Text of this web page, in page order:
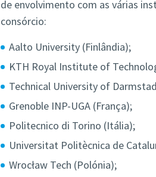
de envolvimento com as várias
consórcio:
Aalto University (Finlândia);
KTH Royal Institute of
Technical University of
Grenoble INP-UGA (França);
Politecnico di Torino (Itália);
Universitat Politècnica de
Wrocław Tech (Polónia);